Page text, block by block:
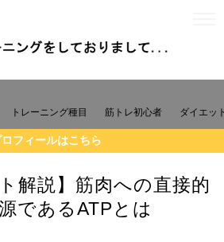
トレーニング種目 筋トレ初心者 ダイエッ
ロフィールはこちら
解説】筋肉への直接的
であるATPとは